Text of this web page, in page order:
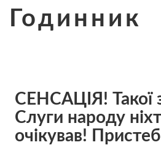
Годинник
СЕНСАЦІЯ! Такої
Слуги народу
очікував!